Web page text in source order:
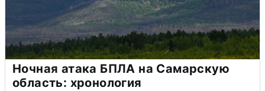
Ночная атака БПЛА на Самарскую
область: хронология